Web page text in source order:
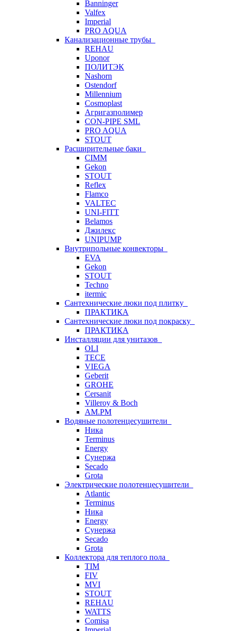
Banninger
Valfex
Imperial
PRO AQUA
Канализационные трубы
REHAU
Uponor
ПОЛИТЭК
Nashorn
Ostendorf
Millennium
Cosmoplast
Агригазполимер
CON-PIPE SML
PRO AQUA
STOUT
Расширительные баки
CIMM
Gekon
STOUT
Reflex
Flamco
VALTEC
UNI-FITT
Belamos
Джилекс
UNIPUMP
Внутрипольные конвекторы
EVA
Gekon
STOUT
Techno
itermic
Сантехнические люки под плитку
ПРАКТИКА
Сантехнические люки под покраску
ПРАКТИКА
Инсталляции для унитазов
OLI
TECE
VIEGA
Geberit
GROHE
Cersanit
Villeroy & Boch
AM.PM
Водяные полотенцесушители
Ника
Terminus
Energy
Сунержа
Secado
Grota
Электрические полотенцесушители
Atlantic
Terminus
Ника
Energy
Сунержа
Secado
Grota
Коллектора для теплого пола
TIM
FIV
MVI
STOUT
REHAU
WATTS
Comisa